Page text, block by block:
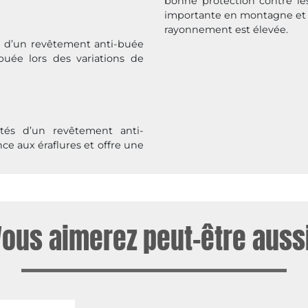
revêtement anti-buée
lors des variations de
d’un revêtement anti-
aux éraflures et offre une
importante en montagne
rayonnement est élevée.
aimerez peut-être